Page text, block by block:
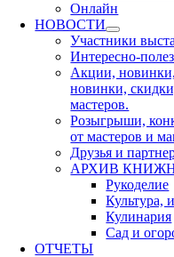
Онлайн
НОВОСТИ
Участники
Интересно-
Акции,
новинки,
мастеров.
Розыгрыши,
от мастеров и
Друзья и
АРХИВ
Рукоделие
Культура,
Кулинария
Сад и
ОТЧЕТЫ